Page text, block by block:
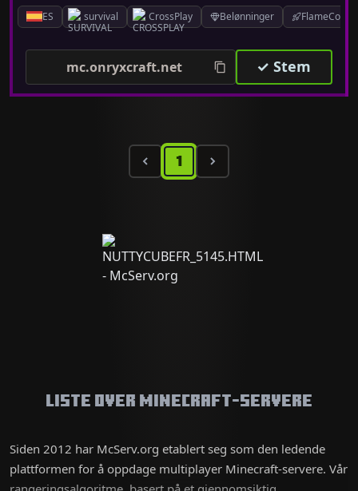
ES survival CrossPlay Belønninger FlameCord
mc.onryxcraft.net ✓ Stem
1
Liste over Minecraft-servere
Siden 2012 har McServ.org etablert seg som den ledende
plattformen for å oppdage multiplayer Minecraft-servere. Vår